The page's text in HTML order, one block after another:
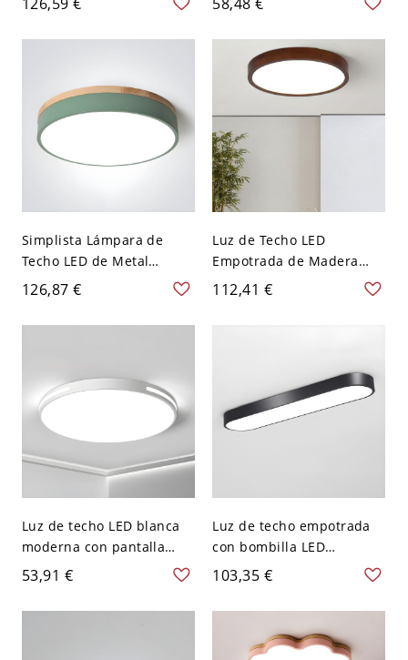
aluminio para dormitorio
- Negro 110 A 120 V 30,48
Metal para Cuarto - Negro
110 A 120 V 49,53 cm
Blanco
Simplista Lámpara de
Techo LED de Metal
Iluminación de Techo de
Tambor para Sala de Estar
- Verde 110 A 120 V 30,48
126,87 €
Luz de Techo LED
Empotrada de Madera
Maciza Escandinava, Fina
de Perfil Bajo - 110 A 120
112,41 €
Luz de techo LED blanca
moderna con pantalla
acrílica para un ambiente
hogareño brillante - 110 A
120 V 40,64 cm Redondo
53,91 €
Luz de techo empotrada
con bombilla LED
rectangular en estilo
moderno con pantalla
blanca - Negro 110 A 120
V 35,56 cm Blanco
103,35 €